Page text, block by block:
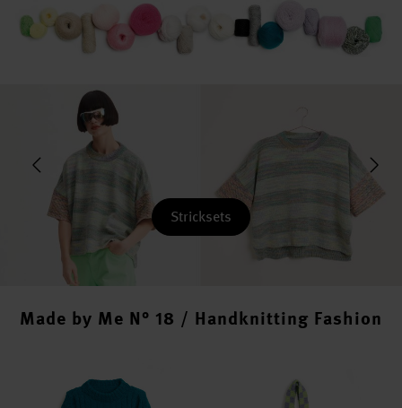
Stricksets
Made by Me N° 18 / Handknitting Fashion